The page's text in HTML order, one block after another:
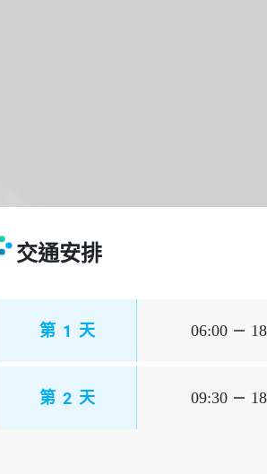
交通安排
第 1 天 06:00 horizontal_rule
第 2 天 09:30 horizontal_rule